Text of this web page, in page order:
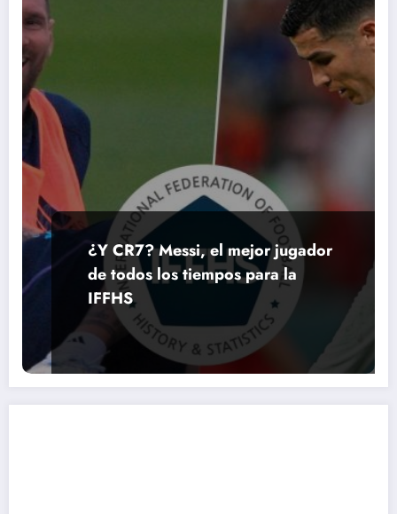
¿Y CR7? Messi, el mejor jugador
de todos los tiempos para la
IFFHS